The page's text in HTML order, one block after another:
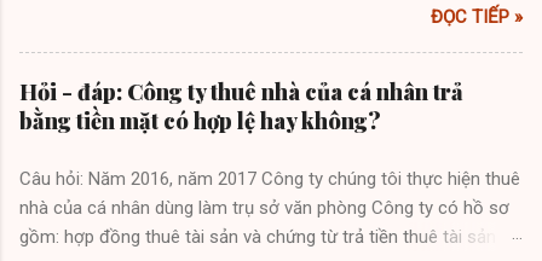
thuộc đối tượng không chịu thuế GTGT”. Các văn bản trên cũng
nêu rõ định nghĩa gỗ tròn theo khoản 1 điều 3 Thông tư số
88/2011/TT-BNNPTNT ngày 28/12/2011 của Bộ Nông nghiệp
và Phát triển nông thôn như sau: “1.Gỗ tròn: bao gồm gỗ
nguyên khai, gỗ đẽo tròn, gỗ lóc lõi có đường kính đầu nhỏ từ
đường kính đầu nhỏ từ 20 cm trở lên, chiều dài từ 30 cm trở lên
(kể cả gỗ nguyên khai còn có gốc, cành, lá mà đường kính sát
gốc từ 10cm đến dưới 20cm, chiều dài từ 01 mét trở lên hoặc
ĐỌC TIẾP »
Hỏi - đáp: Công ty thuê nhà của cá nhân trả
bằng tiền mặt có hợp lệ hay không?
Câu hỏi: Năm 2016, năm 2017 Công ty chúng tôi thực hiện thuê
nhà của cá nhân dùng làm trụ sở văn phòng Công ty có hồ sơ
gồm: hợp đồng thuê tài sản và chứng từ trả tiền thuê tài sản